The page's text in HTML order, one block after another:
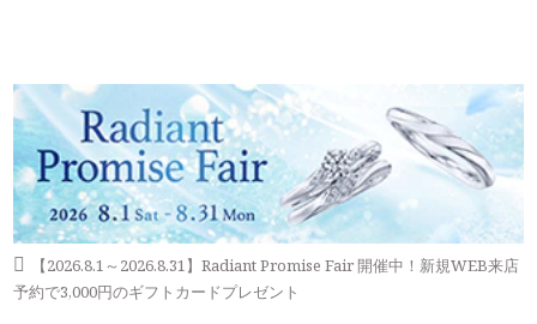
【2026.8.1～2026.8.31】Radiant Promise Fair 開催中！新規WEB来店
予約で3,000円のギフトカードプレゼント